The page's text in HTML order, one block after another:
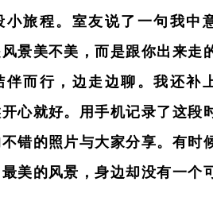
小旅程。室友说了一句我中
景美不美，而是跟你出来走
伴而行，边走边聊。我还补
心就好。用手机记录了这段
错的照片与大家分享。有时
美的风景，身边却没有一个